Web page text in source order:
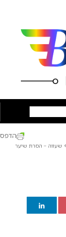
שעווה – הסרת שיער
הדפס